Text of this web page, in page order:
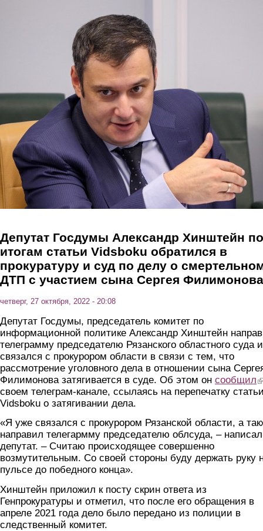
Депутат Госдумы Александр Хинштейн по
итогам статьи Vidsboku обратился в
прокуратуру и суд по делу о
ДТП с участием сына Сергея Филимонова
четверг, 27 октября, 2022 - 20:08
Депутат Госдумы, председатель комитет по
информационной политике Александр Хинштейн
телеграмму председателю Рязанского областного суда и
связался с прокурором области в связи с тем, что
рассмотрение уголовного дела в отношении сына
Филимонова затягивается в суде. Об этом он сообщил
своем телеграм-канале, ссылаясь на перепечатку
Vidsboku о затягивании дела.
«Я уже связался с прокурором Рязанской области, а
направил телегармму председателю облсуда, – написал
депутат. – Считаю происходящее совершенно
возмутительным. Со своей стороны буду держать руку
пульсе до победного конца».
Хинштейн приложил к посту скрин ответа из
Генпрокуратуры и отметил, что после его обращения в
апреле 2021 года дело было передано из полиции в
следственный комитет.